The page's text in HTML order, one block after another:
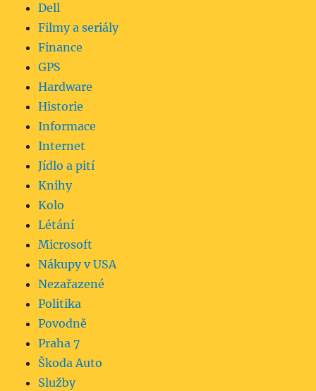
Dell
Filmy a seriály
Finance
GPS
Hardware
Historie
Informace
Internet
Jídlo a pití
Knihy
Kolo
Létání
Microsoft
Nákupy v USA
Nezařazené
Politika
Povodně
Praha 7
Škoda Auto
Služby